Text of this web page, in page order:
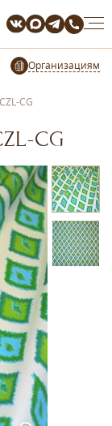
Организациям
CG
CG